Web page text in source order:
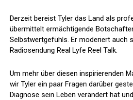
Derzeit bereist Tyler das Land als
übermittelt ermächtigende
Selbstwertgefühls. Er moderiert auch
Radiosendung Real Lyfe Reel Talk.
Um mehr über diesen inspirierenden
wir Tyler ein paar Fragen darüber
Diagnose sein Leben verändert hat